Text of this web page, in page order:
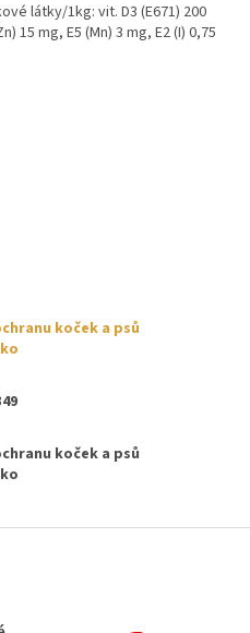
látky/1kg: vit. D3 (E671) 200
15 mg, E5 (Mn) 3 mg, E2 (I) 0,75
koček a psů
koček a psů